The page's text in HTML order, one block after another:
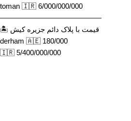
6/000/000/000 toman 🇮🇷
——————————————
قیمت با پلاک دائم جزیره کیش 🏝
180/000 derham 🇦🇪
5/400/000/000 🇮🇷